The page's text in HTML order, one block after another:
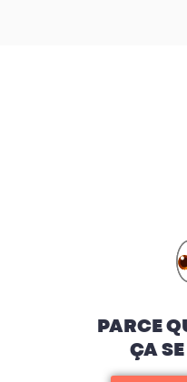
PARCE
ÇA SE